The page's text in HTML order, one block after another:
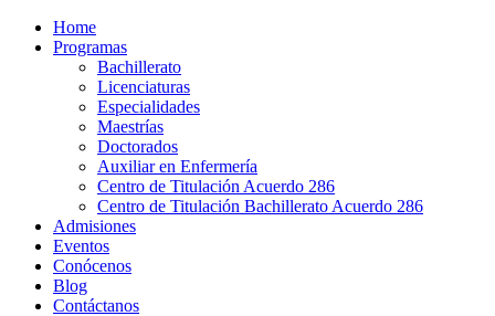
Home
Programas
Bachillerato
Licenciaturas
Especialidades
Maestrías
Doctorados
Auxiliar en Enfermería
Centro de Titulación Acuerdo 286
Centro de Titulación Bachillerato Acuerdo 286
Admisiones
Eventos
Conócenos
Blog
Contáctanos